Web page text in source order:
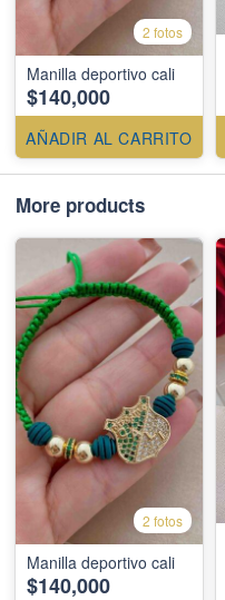
2 fotos
Manilla deportivo cali
$140,000
AÑADIR AL CARRITO
More products
2 fotos
Manilla deportivo cali
$140,000